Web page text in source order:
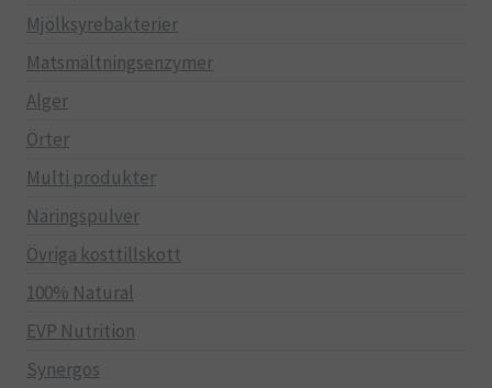
Mjölksyrebakterier
Matsmältningsenzymer
Alger
Örter
Multi produkter
Näringspulver
Övriga kosttillskott
100% Natural
EVP Nutrition
Synergos